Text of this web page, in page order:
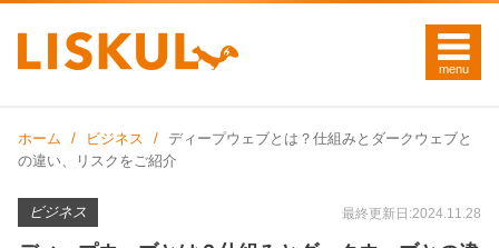
ホーム ビジネス
ディープウェブとは？仕組みとダークウェブと
の違い、リスクをご紹介
ビジネス 最終更新日:2024.11.28